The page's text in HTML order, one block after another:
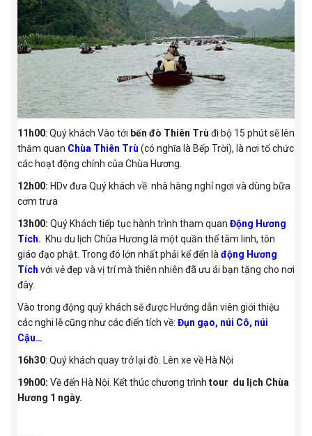
11h00: Quý khách Vào tới bến đò Thiên Trù đi bộ 15 phút sẽ lên
thăm quan Chùa Thiên Trù (có nghĩa là Bếp Trời), là nơi tổ chức
các hoạt động chính của Chùa Hương.
12h00: HDv đưa Quý khách về nhà hàng nghỉ ngơi và dùng bữa
cơm trưa
13h00: Quý Khách tiếp tục hành trình tham quan Động Hương
Tích. Khu du lịch Chùa Hương là một quần thể tâm linh, tôn
giáo đạo phật. Trong đó lớn nhất phải kể đến làđộng Hương
Tích với vẻ đẹp và vị trí mà thiên nhiên đã ưu ái bạn tặng cho nơi
đây.
Vào trong động quý khách sẽ được Hướng dẫn viên giới thiệu
các nghi lễ cũng như các điển tích về: Đụn gạo, núi Cô, núi
Cậu…
16h30: Quý khách quay trở lại đò. Lên xe về Hà Nội
19h00: Về đến Hà Nội. Kết thúc chương trình tour du lịch Chùa
Hương 1 ngày.